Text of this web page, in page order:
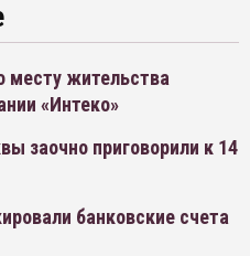
месту жительства
«Интеко»
заочно приговорили к 14
банковские счета